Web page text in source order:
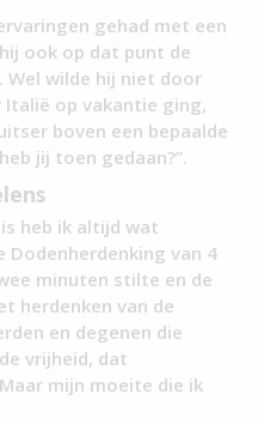
gehad met een
ook op dat punt de
Wel wilde hij niet door
Italië op vakantie ging,
boven een bepaalde
jij toen gedaan?”.
heb ik altijd wat
Dodenherdenking van 4
minuten stilte en de
herdenken van de
en degenen die
vrijheid, dat
mijn moeite die ik